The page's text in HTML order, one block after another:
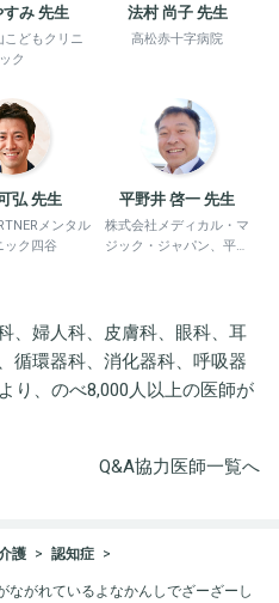
み 先生
こどもクリニ
ック
法村 尚子 先生
高松赤十字病院
弘 先生
メンタル
ック四谷
平野井 啓一 先生
株式会社メディカル・マ
ジック・ジャパン、平野
、婦人科、皮膚科、眼科、耳
循環器科、消化器科、呼吸器
り、のべ8,000人以上の医師が
Q&A協力医師一覧へ
護 認知症
がれているよなかんしでざーざーし